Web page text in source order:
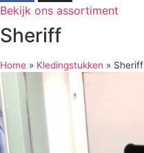
Bekijk ons assortiment
Sheriff
Home » Kledingstukken » Sheriff